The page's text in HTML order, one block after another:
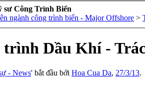
sư Công Trình Biển
ngành công trình biển - Major Offshore >
trình Dầu Khí -
- News' bắt đầu bởi Hoa Cua Da, 27/3/13.